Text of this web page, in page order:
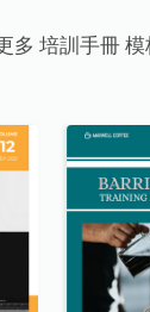
多 培訓手冊 模